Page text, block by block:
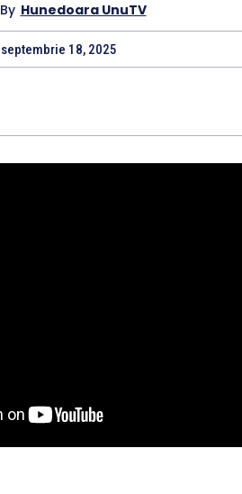
By Hunedoara UnuTV
septembrie 18, 2025